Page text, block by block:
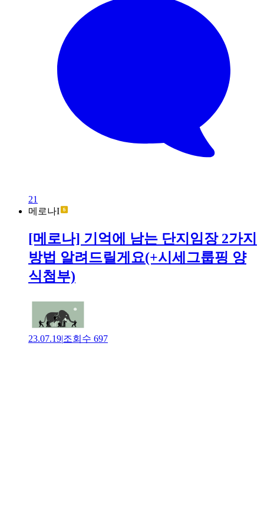
21
메로나I
[메로나] 기억에 남는 단지임장 2가지
방법 알려드릴게요(+시세그룹핑 양
식첨부)
23.07.19|조회수 697